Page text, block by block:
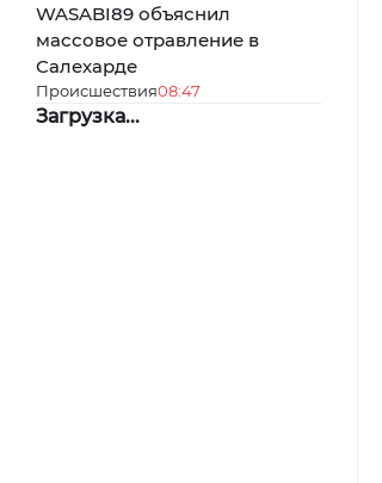
WASABI89 объяснил
массовое отравление в
Салехарде
Происшествия08:47
Загрузка...